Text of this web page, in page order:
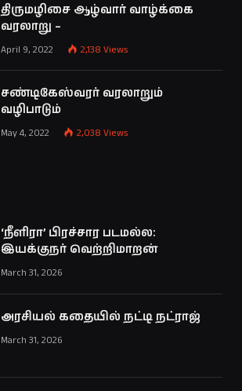
திருமழிசை ஆழ்வார் வாழ்க்கை
வரலாறு –
April 9, 2022 2,138 Views
சண்டிகேஸ்வரர் வரலாறும்
வழிபாடும்
May 4, 2022 2,038 Views
‘நீளிரா’ பிரச்சார படமல்ல:
இயக்குநர் வெற்றிமாறன்
March 31, 2026
அரசியல் கதையில் நட்டி நட்ராஜ்
March 31, 2026